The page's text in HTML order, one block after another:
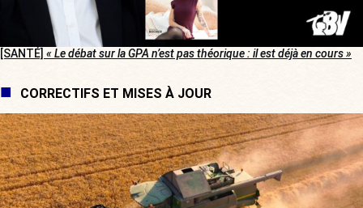
[SANTÉ] « Le débat sur la GPA n’est pas théorique : il est déjà en cours »
CORRECTIFS ET MISES À JOUR